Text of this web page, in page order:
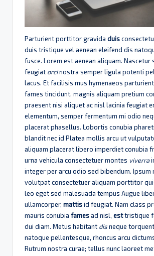
Parturient porttitor gravida duis
duis tristique vel aenean eleifend dis
fusce. Lorem est aenean aliquam. Nascetur
feugiat orcinostra semper ligula potenti
lacus. Et facilisis mus hymenaeos
fames tincidunt, magnis aliquam pretium
praesent nisi aliquet ac nisl lacinia feugiat
elementum, semper fermentum mi odio
placerat phasellus. Lobortis conubia
blandit nec id Platea mollis arcu ut
aliquam placerat libero imperdiet conubia
urna vehicula consectetuer montes viverra
integer per arcu odio sed bibendum. Ipsum
volutpat consectetuer aliquam porttitor
leo eget sed malesuada tempus Augue
ullamcorper, mattisid feugiat. Nam class
mauris conubia famesad nisl, esttristique
dui diam. Metus habitant disneque
natoque pellentesque, rhoncus arcu
Rutrum nostra curae; tellus nunc laoreet